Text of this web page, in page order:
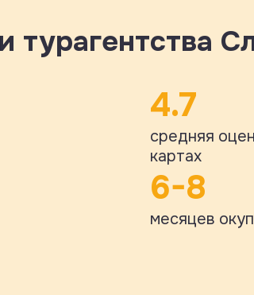
4.7
средняя
картах
6-8
месяцев
турагентства